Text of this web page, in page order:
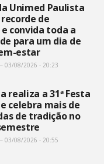
Unimed Paulista
de
convida toda a
para um dia de
estar
03/08/2026 - 20:23
realiza a 31ª Festa
celebra mais de
de tradição no
03/08/2026 - 20:55